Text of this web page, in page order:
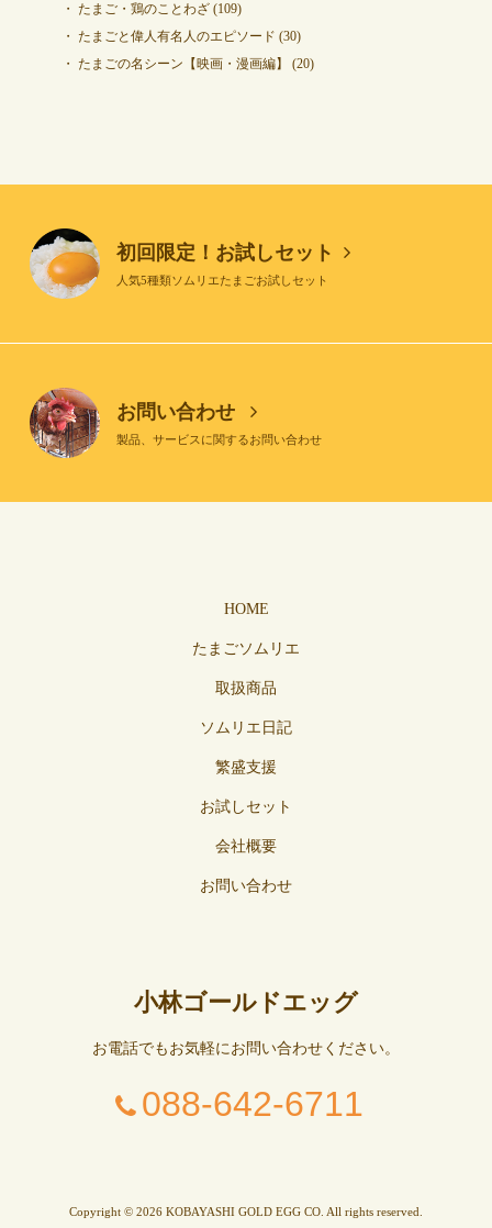
たまご・鶏のことわざ(109)
たまごと偉人有名人のエピソード (30)
たまごの名シーン【映画・漫画編】
(20)
初回限定！お試しセット
人気5種類ソムリエたまごお試しセット
お問い合わせ
製品、サービスに関するお問い合わせ
HOME
たまごソムリエ
取扱商品
ソムリエ日記
繁盛支援
お試しセット
会社概要
お問い合わせ
小林ゴールドエッグ
お電話でもお気軽にお問い合わせください。
088-642-6711
Copyright © 2026 KOBAYASHI GOLD EGG CO. All rights reserved.